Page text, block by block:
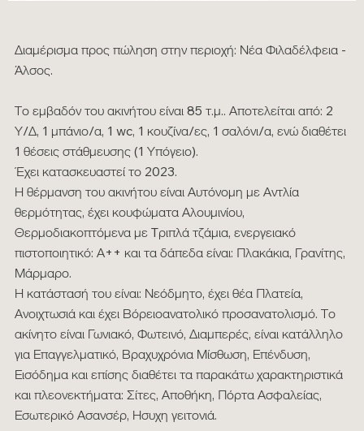
GALLERY
Διαμέρισμα προς πώληση στην περιοχή: Νέα Φιλαδέλφεια -
Άλσος.
Το εμβαδόν του ακινήτου είναι 85 τ.μ.. Αποτελείται από: 2
Υ/Δ, 1 μπάνιο/α, 1 wc, 1 κουζίνα/ες, 1 σαλόνι/α, ενώ διαθέτει
1 θέσεις στάθμευσης (1 Υπόγειο).
Έχει κατασκευαστεί το 2023.
Η θέρμανση του ακινήτου είναι Αυτόνομη με Αντλία
θερμότητας, έχει κουφώματα Αλουμινίου,
Θερμοδιακοπτόμενα με Tριπλά τζάμια, ενεργειακό
πιστοποιητικό: Α++ και τα δάπεδα είναι: Πλακάκια, Γρανίτης,
Μάρμαρο.
Η κατάστασή του είναι: Νεόδμητο, έχει θέα Πλατεία,
Ανοιχτωσιά και έχει Βόρειοανατολικό προσανατολισμό. Το
ακίνητο είναι Γωνιακό, Φωτεινό, Διαμπερές, είναι κατάλληλο
για Επαγγελματικό, Βραχυχρόνια Μίσθωση, Επένδυση,
Εισόδημα και επίσης διαθέτει τα παρακάτω χαρακτηριστικά
και πλεονεκτήματα: Σίτες, Αποθήκη, Πόρτα Ασφαλείας,
Εσωτερικό Ασανσέρ, Ησυχη γειτονιά.